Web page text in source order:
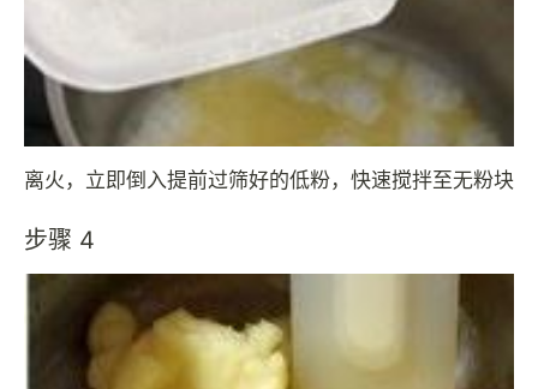
离火，立即倒入提前过筛好的低粉，快速搅拌至无粉块
步骤 4